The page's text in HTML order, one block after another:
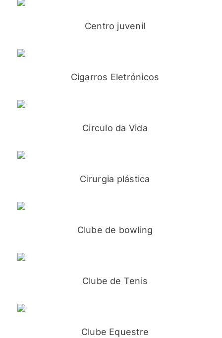
Centro juvenil
Cigarros Eletrónicos
Circulo da Vida
Cirurgia plástica
Clube de bowling
Clube de Tenis
Clube Equestre